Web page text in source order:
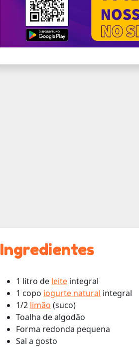
Ingredientes
1 litro de leite integral
1 copo iogurte natural integral
1/2 limão (suco)
Toalha de algodão
Forma redonda pequena
Sal a gosto